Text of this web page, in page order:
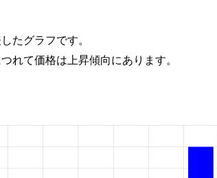
たグラフです。
れて価格は上昇傾向にあります。